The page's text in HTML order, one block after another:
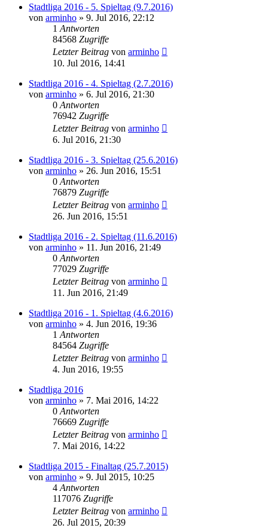
Stadtliga 2016 - 5. Spieltag (9.7.2016)
von arminho » 9. Jul 2016, 22:12
1 Antworten
84568 Zugriffe
Letzter Beitrag von arminho
10. Jul 2016, 14:41
Stadtliga 2016 - 4. Spieltag (2.7.2016)
von arminho » 6. Jul 2016, 21:30
0 Antworten
76942 Zugriffe
Letzter Beitrag von arminho
6. Jul 2016, 21:30
Stadtliga 2016 - 3. Spieltag (25.6.2016)
von arminho » 26. Jun 2016, 15:51
0 Antworten
76879 Zugriffe
Letzter Beitrag von arminho
26. Jun 2016, 15:51
Stadtliga 2016 - 2. Spieltag (11.6.2016)
von arminho » 11. Jun 2016, 21:49
0 Antworten
77029 Zugriffe
Letzter Beitrag von arminho
11. Jun 2016, 21:49
Stadtliga 2016 - 1. Spieltag (4.6.2016)
von arminho » 4. Jun 2016, 19:36
1 Antworten
84564 Zugriffe
Letzter Beitrag von arminho
4. Jun 2016, 19:55
Stadtliga 2016
von arminho » 7. Mai 2016, 14:22
0 Antworten
76669 Zugriffe
Letzter Beitrag von arminho
7. Mai 2016, 14:22
Stadtliga 2015 - Finaltag (25.7.2015)
von arminho » 9. Jul 2015, 10:25
4 Antworten
117076 Zugriffe
Letzter Beitrag von arminho
26. Jul 2015, 20:39